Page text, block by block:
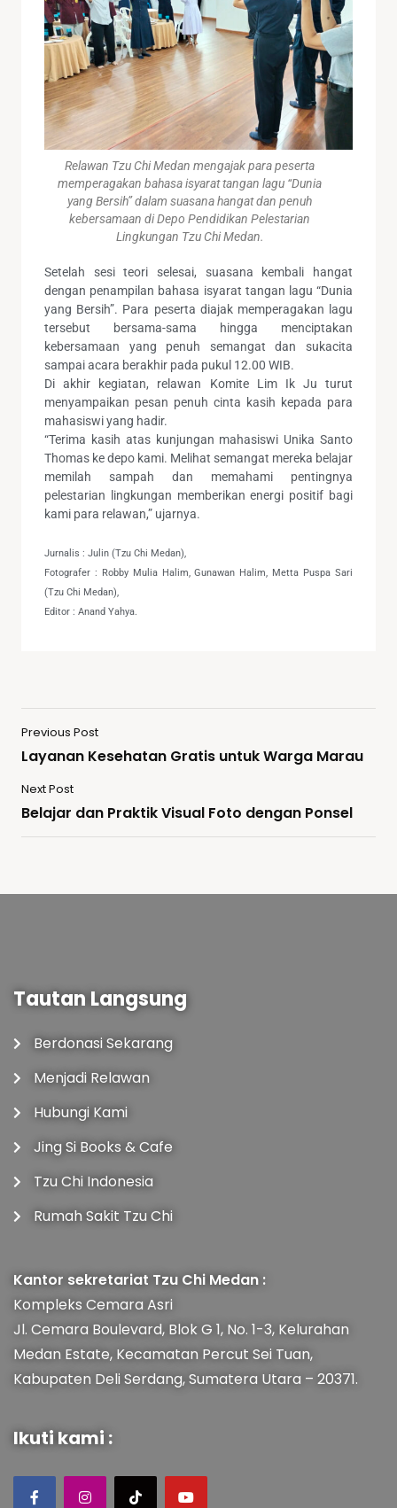
Relawan Tzu Chi Medan mengajak para peserta
memperagakan bahasa isyarat tangan lagu “Dunia
yang Bersih” dalam suasana hangat dan penuh
kebersamaan di Depo Pendidikan Pelestarian
Lingkungan Tzu Chi Medan.
Setelah sesi teori selesai, suasana kembali hangat
dengan penampilan bahasa isyarat tangan lagu “Dunia
yang Bersih”. Para peserta diajak memperagakan lagu
tersebut bersama-sama hingga menciptakan
kebersamaan yang penuh semangat dan sukacita
sampai acara berakhir pada pukul 12.00 WIB.
Di akhir kegiatan, relawan Komite Lim Ik Ju turut
menyampaikan pesan penuh cinta kasih kepada para
mahasiswi yang hadir.
“Terima kasih atas kunjungan mahasiswi Unika Santo
Thomas ke depo kami. Melihat semangat mereka belajar
memilah sampah dan memahami pentingnya
pelestarian lingkungan memberikan energi positif bagi
kami para relawan,” ujarnya.
Jurnalis : Julin (Tzu Chi Medan),
Fotografer : Robby Mulia Halim, Gunawan Halim, Metta Puspa Sari
(Tzu Chi Medan),
Editor : Anand Yahya.
Previous Post
Layanan Kesehatan Gratis untuk Warga Marau
Next Post
Belajar dan Praktik Visual Foto dengan Ponsel
Tautan Langsung
Berdonasi Sekarang
Menjadi Relawan
Hubungi Kami
Jing Si Books & Cafe
Tzu Chi Indonesia
Rumah Sakit Tzu Chi
Kantor sekretariat Tzu Chi Medan :
Kompleks Cemara Asri
Jl. Cemara Boulevard, Blok G 1, No. 1-3, Kelurahan
Medan Estate, Kecamatan Percut Sei Tuan,
Kabupaten Deli Serdang, Sumatera Utara – 20371.
Ikuti kami :